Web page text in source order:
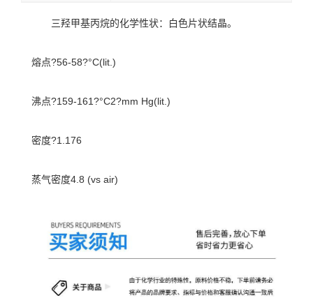
三羟甲基丙烷的化学性状：白色片状结晶。
熔点?56-58?°C(lit.)
沸点?159-161?°C2?mm Hg(lit.)
密度?1.176
蒸气密度4.8 (vs air)